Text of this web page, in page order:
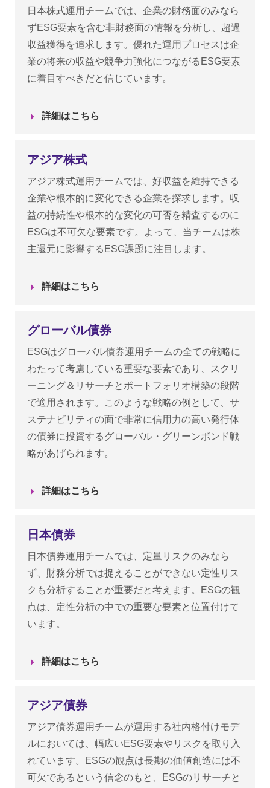
日本株式運用チームでは、企業の財務面のみなら
ずESG要素を含む非財務面の情報を分析し、超過
収益獲得を追求します。優れた運用プロセスは企
業の将来の収益や競争力強化につながるESG要素
に着目すべきだと信じています。
詳細はこちら
アジア株式
アジア株式運用チームでは、好収益を維持できる
企業や根本的に変化できる企業を探求します。収
益の持続性や根本的な変化の可否を精査するのに
ESGは不可欠な要素です。よって、当チームは株
主還元に影響するESG課題に注目します。
詳細はこちら
グローバル債券
ESGはグローバル債券運用チームの全ての戦略に
わたって考慮している重要な要素であり、スクリ
ーニング＆リサーチとポートフォリオ構築の段階
で適用されます。このような戦略の例として、サ
ステナビリティの面で非常に信用力の高い発行体
の債券に投資するグローバル・グリーンボンド戦
略があげられます。
詳細はこちら
日本債券
日本債券運用チームでは、定量リスクのみなら
ず、財務分析では捉えることができない定性リス
クも分析することが重要だと考えます。ESGの観
点は、定性分析の中での重要な要素と位置付けて
います。
詳細はこちら
アジア債券
アジア債券運用チームが運用する社内格付けモデ
ルにおいては、幅広いESG要素やリスクを取り入
れています。ESGの観点は長期の価値創造には不
可欠であるという信念のもと、ESGのリサーチと